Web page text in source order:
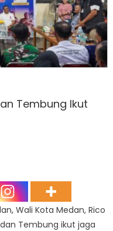
Tembung Ikut
Wali Kota Medan, Rico
Tembung ikut jaga